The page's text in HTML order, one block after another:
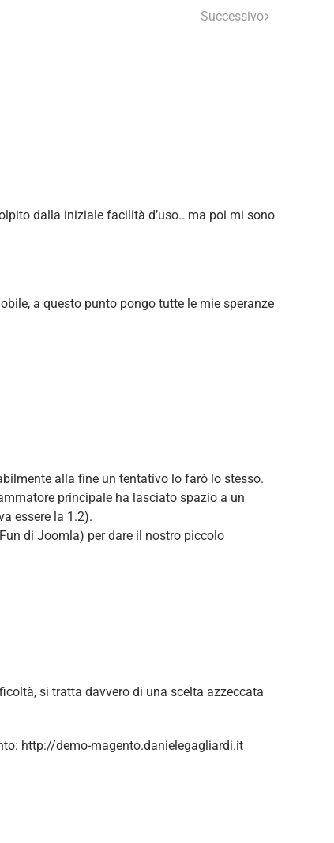
Successivo
dalla iniziale facilità d’uso.. ma poi mi sono
a questo punto pongo tutte le mie speranze
alla fine un tentativo lo farò lo stesso.
principale ha lasciato spazio a un
essere la 1.2).
di Joomla) per dare il nostro piccolo
si tratta davvero di una scelta azzeccata
http://demo-magento.danielegagliardi.it